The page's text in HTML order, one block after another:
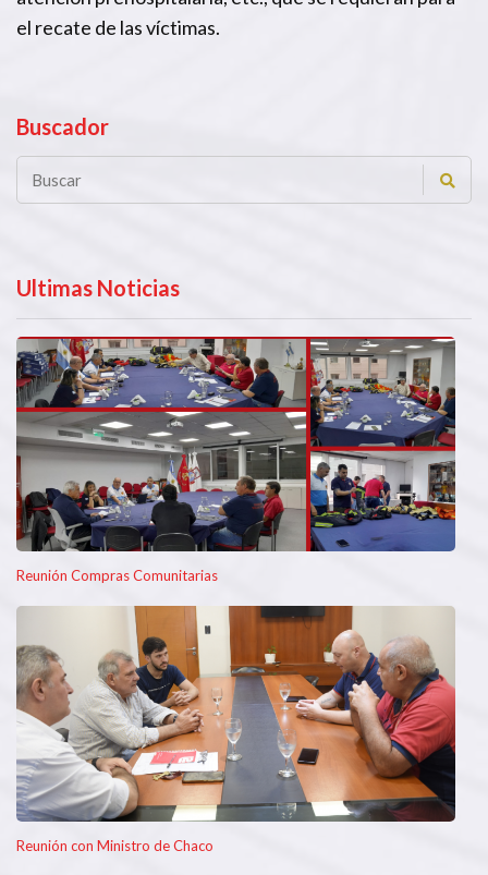
el recate de las víctimas.
Buscador
Ultimas Noticias
Reunión Compras Comunitarias
Reunión con Ministro de Chaco